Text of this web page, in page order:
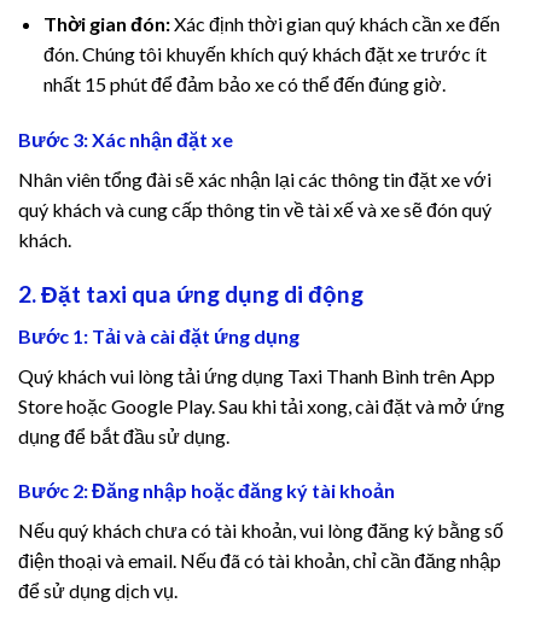
Thời gian đón:Xác định thời gian quý khách cần xe đến
đón. Chúng tôi khuyến khích quý khách đặt xe trước ít
nhất 15 phút để đảm bảo xe có thể đến đúng giờ.
Bước 3: Xác nhận đặt xe
Nhân viên tổng đài sẽ xác nhận lại các thông tin đặt xe với
quý khách và cung cấp thông tin về tài xế và xe sẽ đón quý
khách.
2. Đặt taxi qua ứng dụng di động
Bước 1: Tải và cài đặt ứng dụng
Quý khách vui lòng tải ứng dụng Taxi Thanh Bình trên App
Store hoặc Google Play. Sau khi tải xong, cài đặt và mở ứng
dụng để bắt đầu sử dụng.
Bước 2: Đăng nhập hoặc đăng ký tài khoản
Nếu quý khách chưa có tài khoản, vui lòng đăng ký bằng số
điện thoại và email. Nếu đã có tài khoản, chỉ cần đăng nhập
để sử dụng dịch vụ.